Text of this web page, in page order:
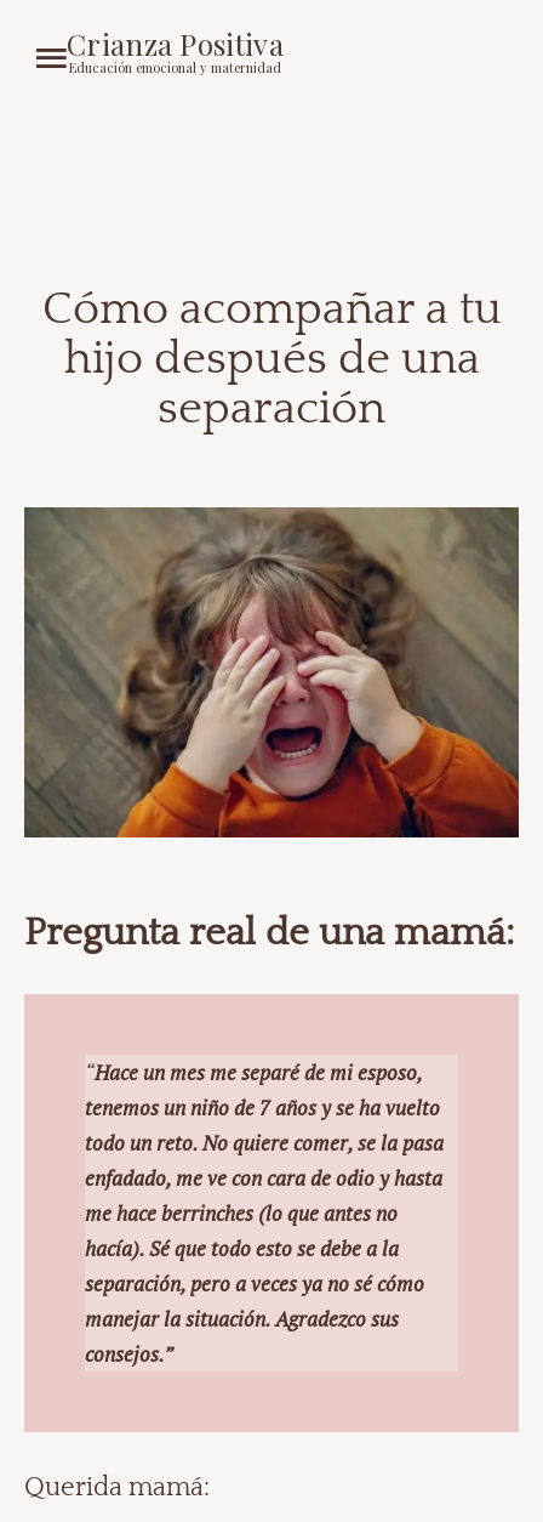
Crianza Positiva
Educación emocional y maternidad
Cómo acompañar a tu
hijo después de una
separación
Pregunta real de una mamá:
“Hace un mes me separé de mi esposo,
tenemos un niño de 7 años y se ha vuelto
todo un reto. No quiere comer, se la pasa
enfadado, me ve con cara de odio y hasta
me hace berrinches (lo que antes no
hacía). Sé que todo esto se debe a la
separación, pero a veces ya no sé cómo
manejar la situación. Agradezco sus
consejos.”
Querida mamá: